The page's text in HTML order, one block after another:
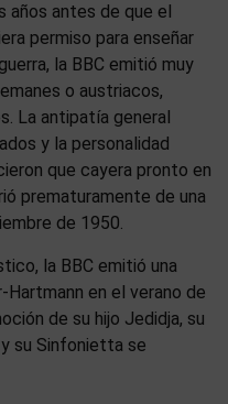
antes de que el
permiso para enseñar
la BBC emitió muy
o austriacos,
La antipatía general
y la personalidad
que cayera pronto en
prematuramente de una
de 1950.
la BBC emitió una
en el verano de
de su hijo Jedidja, su
su Sinfonietta se